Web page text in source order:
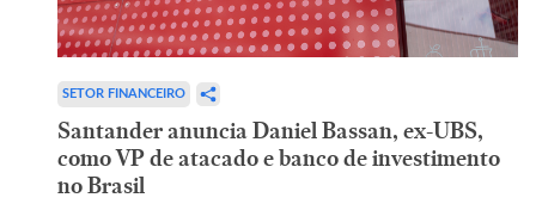
SETOR FINANCEIRO
Santander anuncia Daniel Bassan, ex-UBS,
como VP de atacado e banco de investimento
no Brasil